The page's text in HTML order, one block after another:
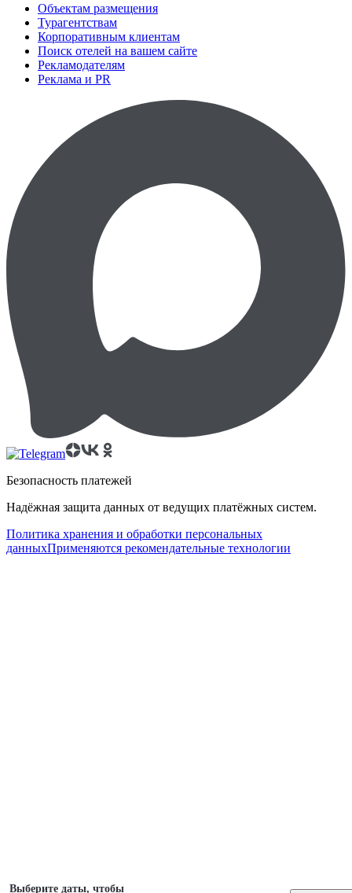
Выберите даты, чтобы
Объектам размещения
Турагентствам
Корпоративным клиентам
Поиск отелей на вашем сайте
Рекламодателям
Реклама и PR
Безопасность платежей
Надёжная защита данных от ведущих платёжных систем.
Политика хранения и обработки персональных
данныхПрименяются рекомендательные технологии